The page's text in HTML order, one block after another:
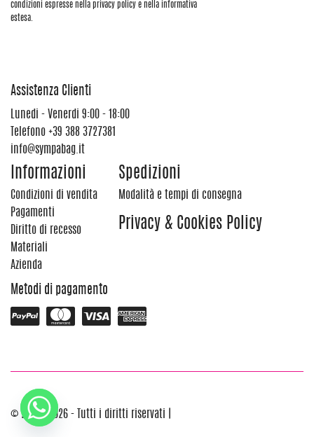
condizioni espresse nella privacy policy e nella informativa
estesa.
Assistenza Clienti
Lunedi - Venerdi 9:00 - 18:00
Telefono +39 388 3727381
info@sympabag.it
Informazioni
Condizioni di vendita
Pagamenti
Diritto di recesso
Materiali
Azienda
Spedizioni
Modalità e tempi di consegna
Privacy & Cookies Policy
Metodi di pagamento
© 2012 - 2026 - Tutti i diritti riservati |